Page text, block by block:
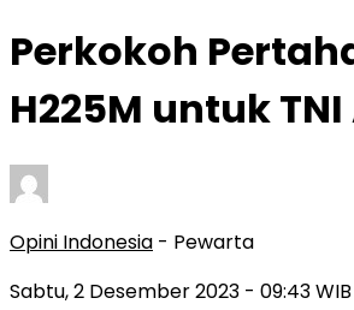
Perkokoh
H225M untuk TNI
Opini Indonesia - Pewarta
Sabtu, 2 Desember 2023 - 09:43 WIB